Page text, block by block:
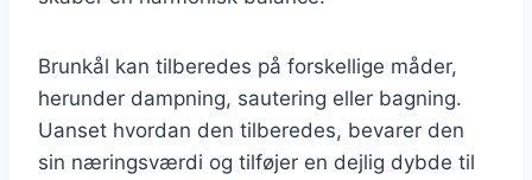
Brunkål kan tilberedes på forskellige måder,
herunder dampning, sautering eller bagning.
Uanset hvordan den tilberedes, bevarer den
sin næringsværdi og tilføjer en dejlig dybde til